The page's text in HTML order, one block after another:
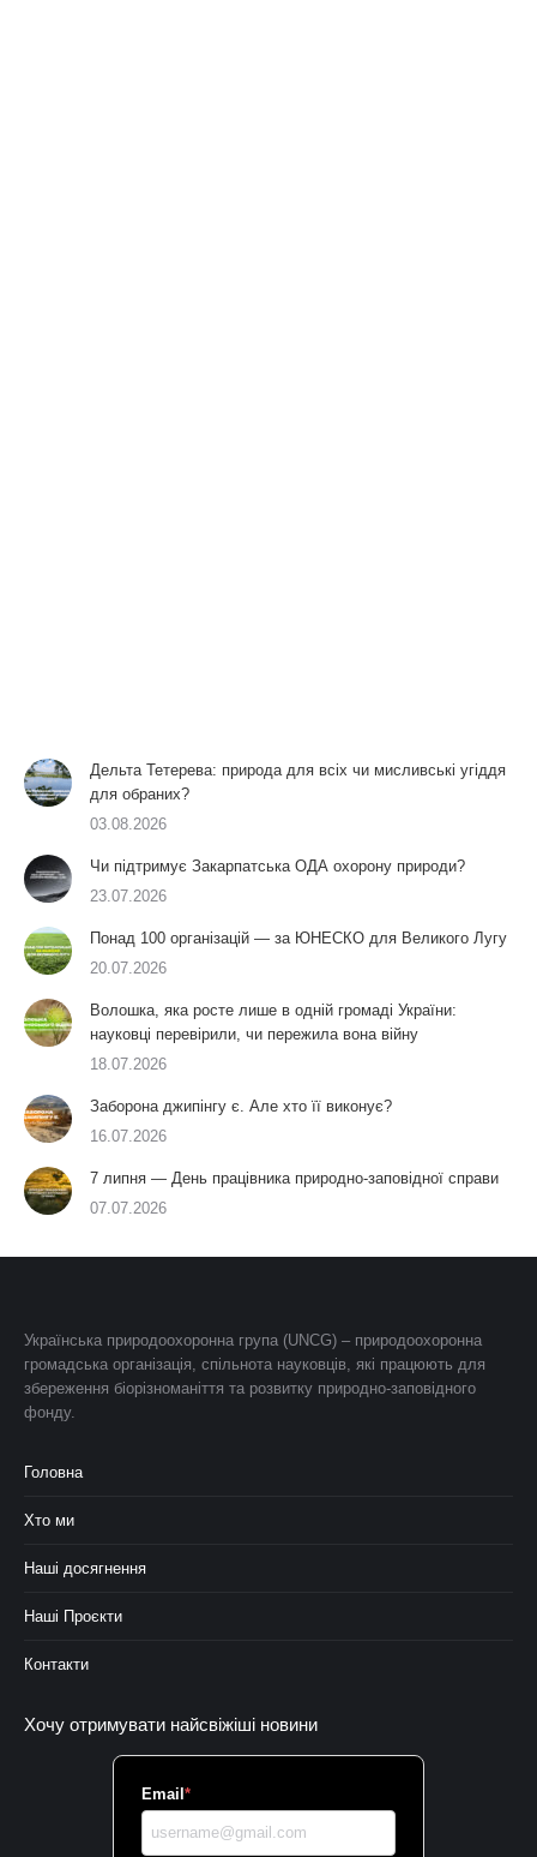
Дельта Тетерева: природа для всіх чи мисливські угіддя
для обраних?
03.08.2026
Чи підтримує Закарпатська ОДА охорону природи?
23.07.2026
Понад 100 організацій — за ЮНЕСКО для Великого Лугу
20.07.2026
Волошка, яка росте лише в одній громаді України:
науковці перевірили, чи пережила вона війну
18.07.2026
Заборона джипінгу є. Але хто її виконує?
16.07.2026
7 липня — День працівника природно-заповідної справи
07.07.2026
Українська природоохоронна група (UNCG) – природоохоронна
громадська організація, спільнота науковців, які працюють для
збереження біорізноманіття та розвитку природно-заповідного
фонду.
Головна
Хто ми
Наші досягнення
Наші Проєкти
Контакти
Хочу отримувати найсвіжіші новини
Email *